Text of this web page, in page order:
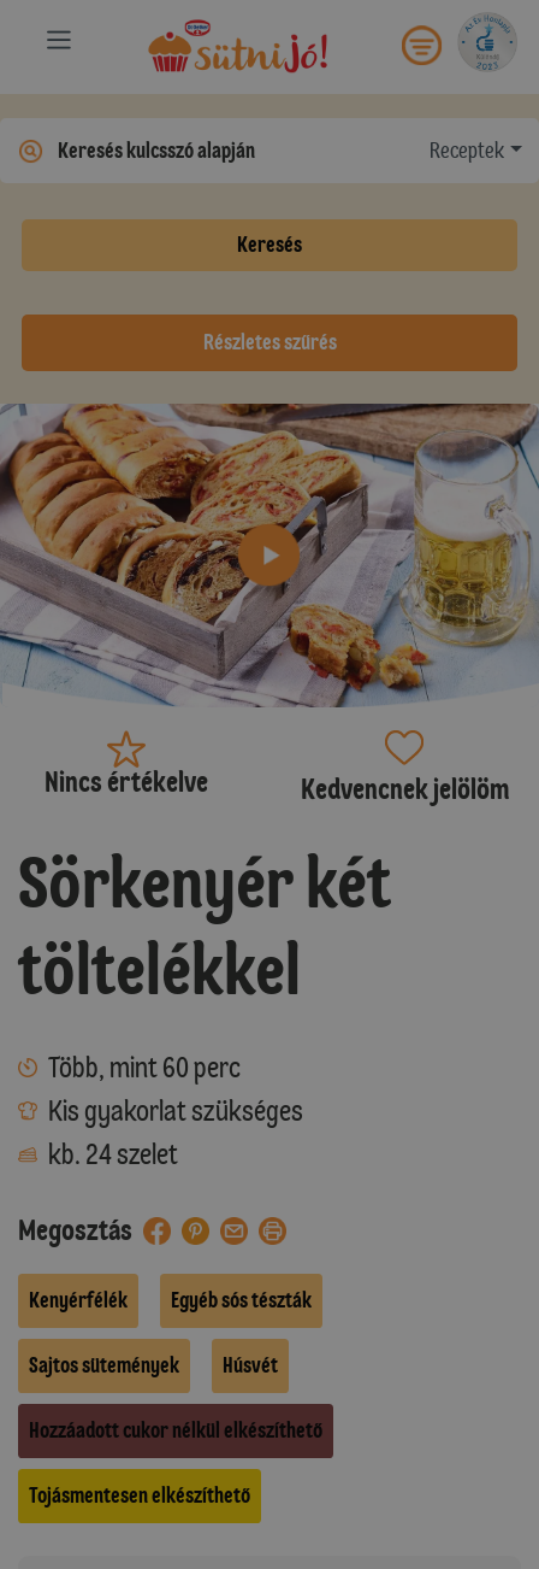
Receptek
Keresés
Részletes szűrés
Nincs értékelve Kedvencnek jelölöm
Sörkenyér két
töltelékkel
Több, mint 60 perc
Kis gyakorlat szükséges
kb. 24 szelet
Megosztás
Kenyérfélék Egyéb sós tészták
Sajtos sütemények Húsvét
Hozzáadott cukor nélkül elkészíthető
Tojásmentesen elkészíthető